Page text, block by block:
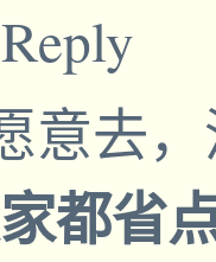
Reply
意去
都省